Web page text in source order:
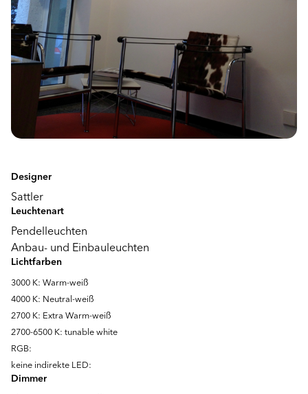
Designer
Sattler
Leuchtenart
Pendelleuchten
Anbau- und Einbauleuchten
Lichtfarben
3000 K: Warm-weiß
4000 K: Neutral-weiß
2700 K: Extra Warm-weiß
2700-6500 K: tunable white
RGB:
keine indirekte LED:
Dimmer